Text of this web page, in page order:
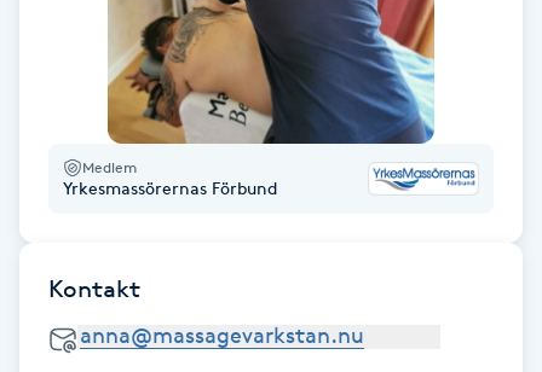
Fotmassage
Fotvård
Fransar
Medlem
Yrkesmassörernas Förbund
Kontakt